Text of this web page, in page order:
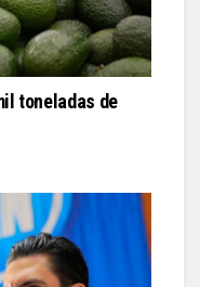
toneladas de